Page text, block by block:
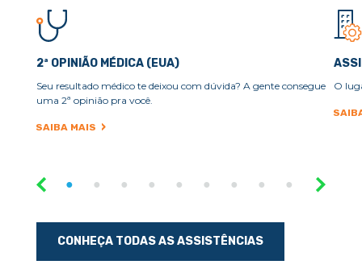
2ª OPINIÃO MÉDICA (EUA)
Seu resultado médico te deixou com dúvida? A gente consegue
uma 2ª opinião pra você.
SAIBA MAIS
O
CONHEÇA TODAS AS ASSISTÊNCIAS